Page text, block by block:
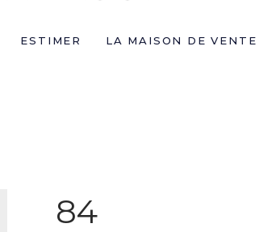
ESTIMER LA MAISON DE VENTE
84